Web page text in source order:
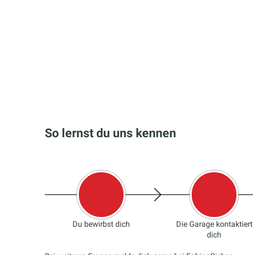
So lernst du uns kennen
Du bewirbst dich
Die Garage kontaktiert
dich